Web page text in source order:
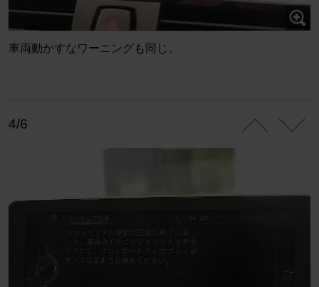
車両動かすなワーニングも同じ。
4/6